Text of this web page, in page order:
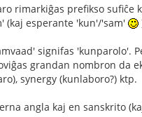
rimarkiĝas prefikso sufiĉe
(kaj esperante 'kun'/'sam'
signifas 'kunparolo'.
grandan nombron da
synergy (kunlaboro?) ktp.
angla kaj en sanskrito